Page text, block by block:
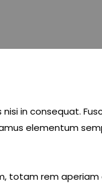
in consequat.
elementum
totam rem aperiam